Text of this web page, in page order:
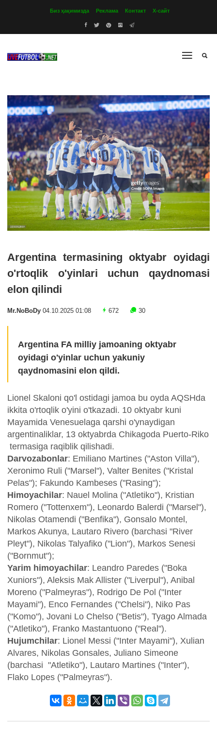
Биз ҳақимизда Реклама Контакт Х-сайт
Argentina termasining oktyabr oyidagi
o'rtoqlik o'yinlari uchun qaydnomasi
elon qilindi
Mr.NoBoDy 04.10.2025 01:08 672 30
Argentina FA milliy jamoaning oktyabr
oyidagi o'yinlar uchun yakuniy
qaydnomasini elon qildi.
Lionel Skaloni qo'l ostidagi jamoa bu oyda AQSHda
ikkita o'rtoqlik o'yini o'tkazadi. 10 oktyabr kuni
Mayamida Venesuelaga qarshi o'ynaydigan
argentinaliklar, 13 oktyabrda Chikagoda Puerto-Riko
termasiga raqiblik qilishadi.
Darvozabonlar: Emiliano Martines ("Aston Villa"),
Xeronimo Ruli ("Marsel"), Valter Benites ("Kristal
Pelas"); Fakundo Kambeses ("Rasing");
Himoyachilar: Nauel Molina ("Atletiko"), Kristian
Romero ("Tottenxem"), Leonardo Balerdi ("Marsel"),
Nikolas Otamendi ("Benfika"), Gonsalo Montel,
Markos Akunya, Lautaro Rivero (barchasi "River
Pleyt"), Nikolas Talyafiko ("Lion"), Markos Senesi
("Bornmut");
Yarim himoyachilar: Leandro Paredes ("Boka
Xuniors"), Aleksis Mak Allister ("Liverpul"), Anibal
Moreno ("Palmeyras"), Rodrigo De Pol ("Inter
Mayami"), Enco Fernandes ("Chelsi"), Niko Pas
("Komo"), Jovani Lo Chelso ("Betis"), Tyago Almada
("Atletiko"), Franko Mastantuono ("Real").
Hujumchilar: Lionel Messi ("Inter Mayami"), Xulian
Alvares, Nikolas Gonsales, Juliano Simeone
(barchasi "Atletiko"), Lautaro Martines ("Inter"),
Flako Lopes ("Palmeyras").